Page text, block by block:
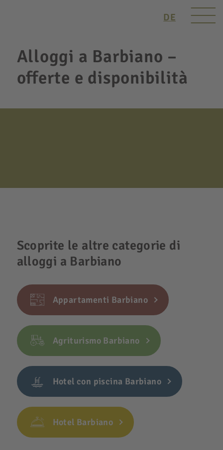
DE
Alloggi a Barbiano –
offerte e disponibilità
Scoprite le altre categorie di
alloggi a Barbiano
Appartamenti Barbiano
Agriturismo Barbiano
Hotel con piscina Barbiano
Hotel Barbiano